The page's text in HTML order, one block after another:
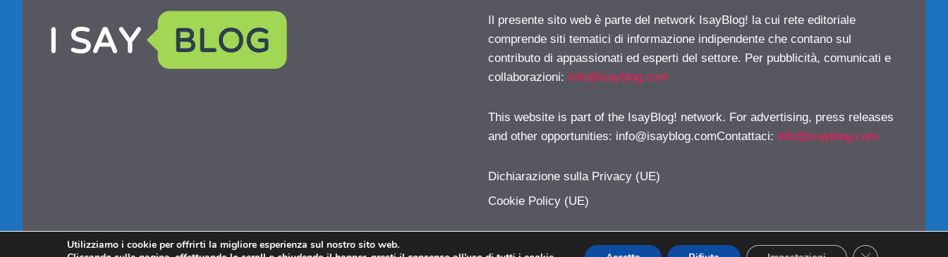
Il presente sito web è parte del network IsayBlog! la cui rete editoriale
comprende siti tematici di informazione indipendente che contano sul
contributo di appassionati ed esperti del settore. Per pubblicità, comunicati e
collaborazioni: info@isayblog.com
This website is part of the IsayBlog! network. For advertising, press releases
and other opportunities: info@isayblog.comContattaci: info@isayblog.com
Dichiarazione sulla Privacy (UE)
Cookie Policy (UE)
Utilizziamo i cookie per offrirti la migliore esperienza sul nostro sito web.
CLOSE GDPR